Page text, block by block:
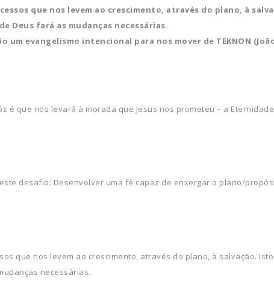
que nos levem ao crescimento, através do plano, à
Deus fará as mudanças necessárias.
um evangelismo intencional para nos mover de TEKNON
é que nos levará à morada que Jesus nos prometeu – a
desafio: Desenvolver uma fé capaz de enxergar o plano/
que nos levem ao crescimento, através do plano, à salvação.
necessárias.